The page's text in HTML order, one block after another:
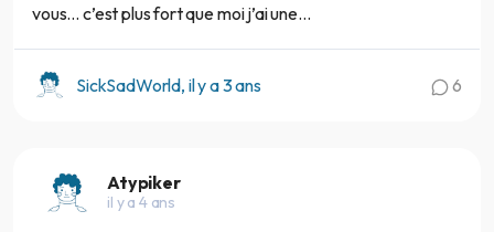
vous… c’est plus fort que moi j’ai une...
SickSadWorld, il y a 3 ans 6
Atypiker
il y a 4 ans